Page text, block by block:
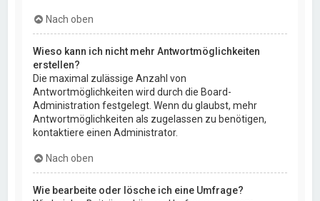
Nach oben
Wieso kann ich nicht mehr Antwortmöglichkeiten
erstellen?
Die maximal zulässige Anzahl von
Antwortmöglichkeiten wird durch die Board-
Administration festgelegt. Wenn du glaubst, mehr
Antwortmöglichkeiten als zugelassen zu benötigen,
kontaktiere einen Administrator.
Nach oben
Wie bearbeite oder lösche ich eine Umfrage?